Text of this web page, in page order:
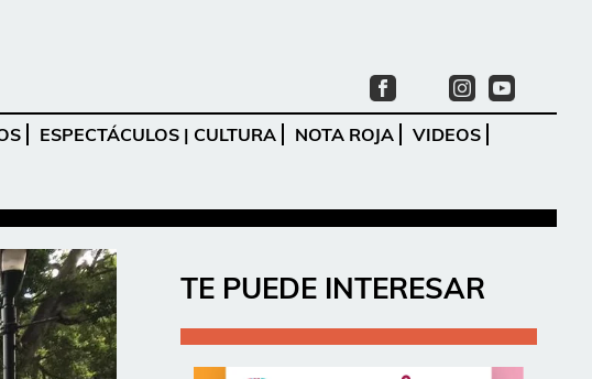
ESPECTÁCULOS | CULTURA NOTA ROJA
VIDEOS
TE PUEDE INTERESAR